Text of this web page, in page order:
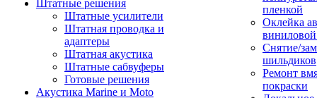
Штатные решения
Штатные усилители
Штатная проводка и
адаптеры
Штатная акустика
Штатные сабвуферы
Готовые решения
Акустика Marine и Moto
пленкой
Оклейка
Снятие/
шильдиков
Ремонт
покраски